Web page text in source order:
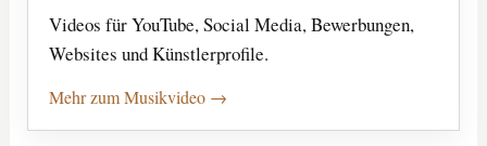
Videos für YouTube, Social Media, Bewerbungen,
Websites und Künstlerprofile.
Mehr zum Musikvideo